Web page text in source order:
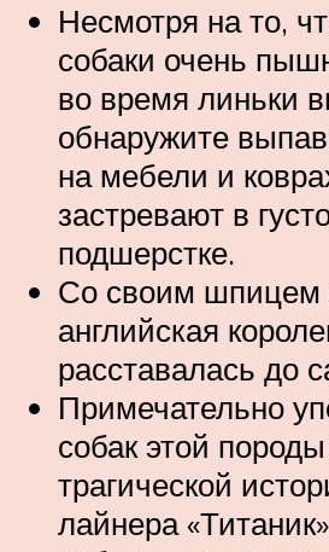
Несмотря на то,
собаки очень
во время линьки
обнаружите
на мебели и
застревают в
подшерстке.
Со своим шпицем
английская
расставалась до
Примечательно
собак этой
трагической
лайнера